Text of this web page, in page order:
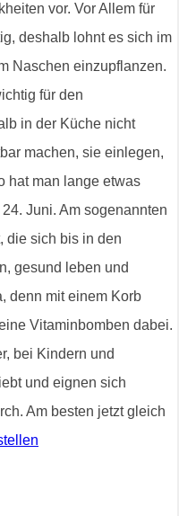
vor. Vor Allem für
deshalb lohnt es sich im
Naschen einzupflanzen.
für den
in der Küche nicht
machen, sie einlegen,
hat man lange etwas
Juni. Am sogenannten
die sich bis in den
gesund leben und
denn mit einem Korb
Vitaminbomben dabei.
bei Kindern und
und eignen sich
Am besten jetzt gleich